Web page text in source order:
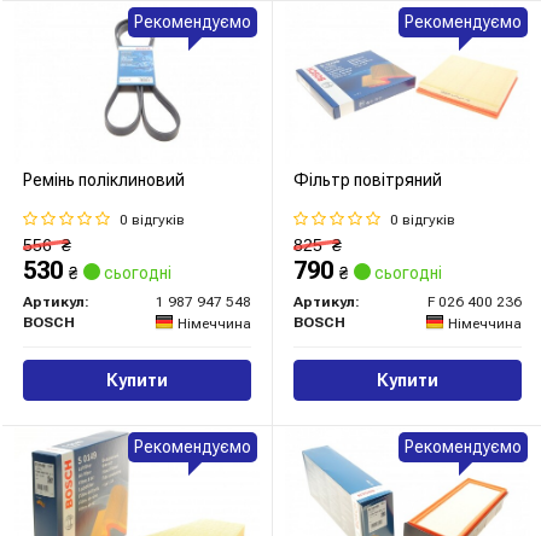
Ремінь поліклиновий
0 відгуків
556₴
530 ₴ сьогодні
Артикул:
1 987 947 548
BOSCH
Німеччина
Купити
Рекомендуємо
Фільтр повітряний
0 відгуків
825₴
790 ₴ сьогодні
Артикул:
F 026 400 236
BOSCH
Німеччина
Купити
Рекомендуємо
Рекомендуємо Рекомендуємо